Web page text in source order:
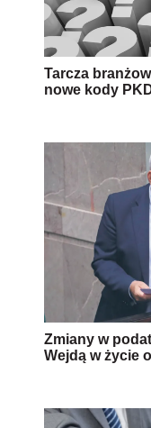
Tarcza
nowe kody
Zmiany w
Wejdą w życie